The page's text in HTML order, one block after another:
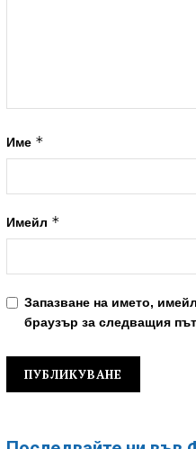
Име *
Имейл *
Запазване на името,
браузър за следващия